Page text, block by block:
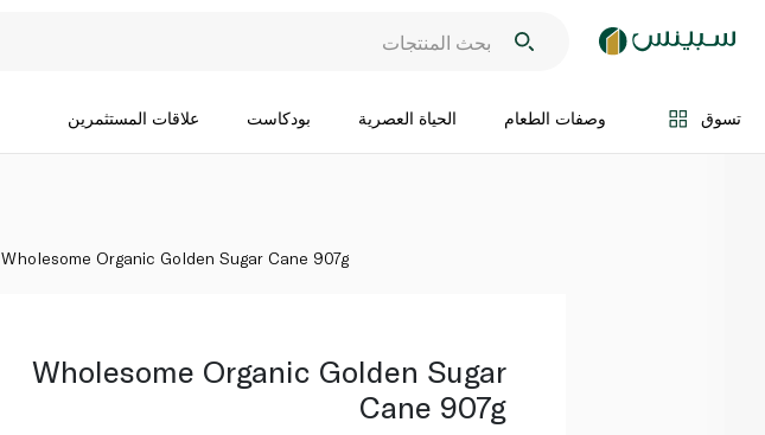
تسوق وصفات الطعام الحياة العصرية بودكاست علاقات المستثمرين
اضف الى السلة
Wholesome Organic Golden Sugar Cane 907g
Wholesome Organic Golden Sugar
Cane 907g